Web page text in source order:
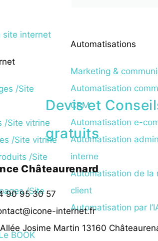
/Site
/Site vitrine
/Site vitrine
/Site
/Site
BOOK
Automatisations
Marketing &
Automatisation
CRM
Automatisation e-
Automatisation
interne
Automatisation de la
client
Automatisation par
Devis et
gratuits
Châteaurenard
90 95 30 57
internet.fr
Josime Martin 13160